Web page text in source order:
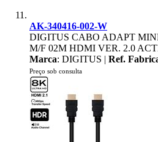
AK-340416-002-W
DIGITUS CABO ADAPT
M/F 02M HDMI VER. 2.0
Marca: DIGITUS | Ref.
Preço sob consulta